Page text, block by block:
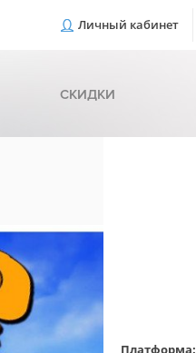
Личный кабинет
СКИДКИ
Платформа: